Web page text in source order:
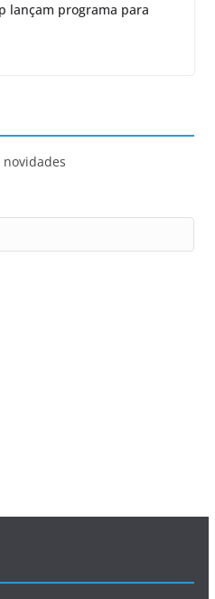
lançam programa para
novidades